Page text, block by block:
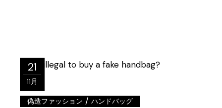
21
11月
偽造ファッション /ハンドバッグ